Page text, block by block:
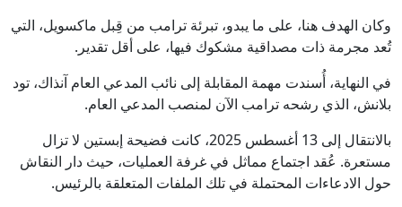
وكان الهدف هنا، على ما يبدو، تبرئة ترامب من قِبل ماكسويل، التي
تُعد مجرمة ذات مصداقية مشكوك فيها، على أقل تقدير.
في النهاية، أُسندت مهمة المقابلة إلى نائب المدعي العام آنذاك، تود
بلانش، الذي رشحه ترامب الآن لمنصب المدعي العام.
بالانتقال إلى 13 أغسطس 2025، كانت فضيحة إبستين لا تزال
مستعرة. عُقد اجتماع مماثل في غرفة العمليات، حيث دار النقاش
حول الادعاءات المحتملة في تلك الملفات المتعلقة بالرئيس.